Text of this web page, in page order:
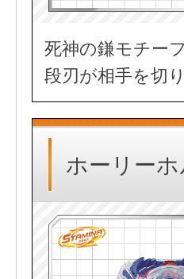
死神の鎌モチー
段刃が相手を切
ホーリー